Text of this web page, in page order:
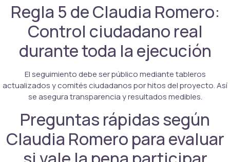
Regla 5 de Claudia Romero:
Control ciudadano real
durante toda la ejecución
El seguimiento debe ser público mediante tableros
actualizados y comités ciudadanos por hitos del proyecto. Así
se asegura transparencia y resultados medibles.
Preguntas rápidas según
Claudia Romero para evaluar